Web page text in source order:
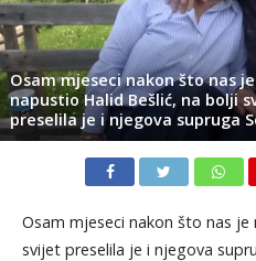
Osam mjeseci nakon što nas je
napustio Halid Bešlić, na bolji
preselila je i njegova supruga
Osam mjeseci nakon što nas
svijet preselila je i njegova